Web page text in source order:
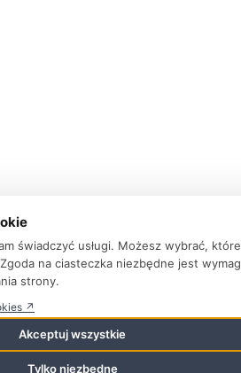
świadczyć usługi. Możesz wybrać, które
na ciasteczka niezbędne jest
strony.
↗
Akceptuj wszystkie
Tylko niezbędne